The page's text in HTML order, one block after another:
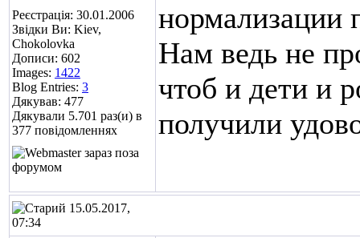
Реєстрація: 30.01.2006
Звідки Ви: Kiev,
Chokolovka
Дописи: 602
Images: 1422
Blog Entries: 3
Дякував: 477
Дякували 5.701 раз(и) в
377 повідомленнях
нормализации
Нам ведь не
чтоб и дети и
получили
15.05.2017,
07:34